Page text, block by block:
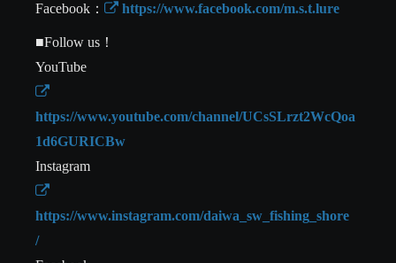
Facebook：
https://www.facebook.com/m.s.t.lure
■Follow us！
https://www.youtube.com/channel/UCsSLrzt2WcQoa
1d6GURICBw
https://www.instagram.com/daiwa_sw_fishing_shore
/